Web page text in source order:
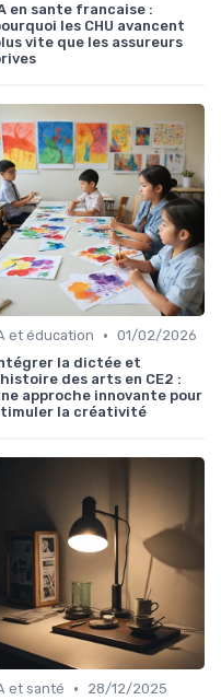
en sante francaise :
les CHU avancent
vite que les assureurs
et éducation • 01/02/2026
la dictée et
des arts en CE2 :
approche innovante pour
la créativité
et santé •
28/12/2025